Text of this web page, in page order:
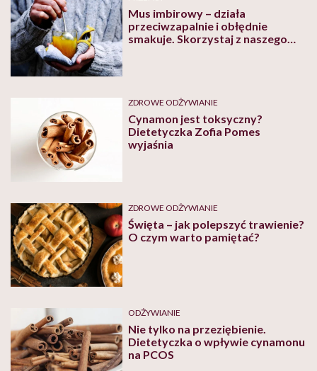
Mus imbirowy – działa
przeciwzapalnie i obłędnie
smakuje. Skorzystaj z naszego
ZDROWE ODŻYWIANIE
Cynamon jest toksyczny?
Dietetyczka Zofia Pomes
wyjaśnia
ZDROWE ODŻYWIANIE
Święta – jak polepszyć trawienie?
O czym warto pamiętać?
ODŻYWIANIE
Nie tylko na przeziębienie.
Dietetyczka o wpływie cynamonu
na PCOS